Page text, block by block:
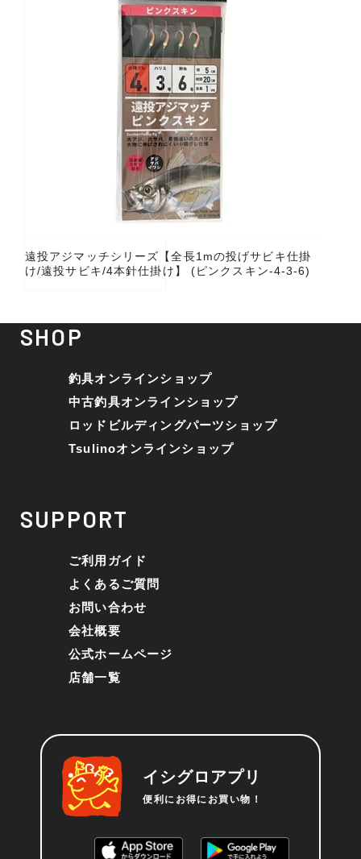
遠投アジマッチシリーズ【全長1mの投げサビキ仕掛
け/遠投サビキ/4本針仕掛け】 (ピンクスキン-4-3-6)
SHOP
釣具オンラインショップ
中古釣具オンラインショップ
ロッドビルディングパーツショップ
Tsulinoオンラインショップ
SUPPORT
ご利用ガイド
よくあるご質問
お問い合わせ
会社概要
公式ホームページ
店舗一覧
イシグロアプリ
便利にお得にお買い物！